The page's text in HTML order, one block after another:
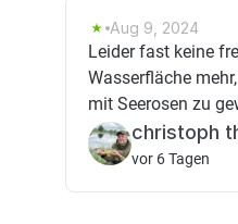
Aug 9, 2024
Leider fast keine
Wasserfläche
mit Seerosen zu
christoph
vor 6 Tagen